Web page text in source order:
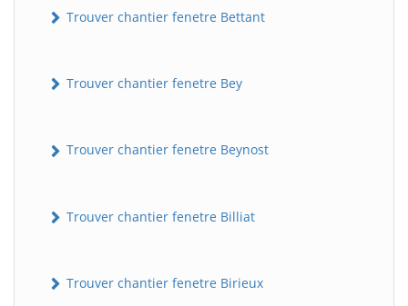
Trouver chantier fenetre Bettant
Trouver chantier fenetre Bey
Trouver chantier fenetre Beynost
Trouver chantier fenetre Billiat
Trouver chantier fenetre Birieux